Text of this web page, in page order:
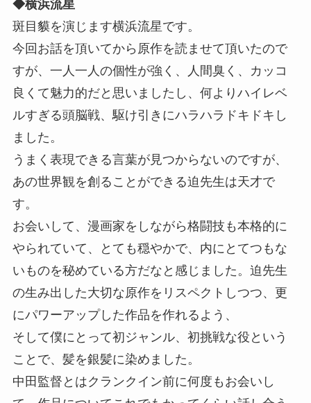
◆横浜流星
斑目貘を演じます横浜流星です。
今回お話を頂いてから原作を読ませて頂いたので
すが、一人一人の個性が強く、人間臭く、カッコ
良くて魅力的だと思いましたし、何よりハイレベ
ルすぎる頭脳戦、駆け引きにハラハラドキドキし
ました。
うまく表現できる言葉が見つからないのですが、
あの世界観を創ることができる迫先生は天才で
す。
お会いして、漫画家をしながら格闘技も本格的に
やられていて、とても穏やかで、内にとてつもな
いものを秘めている方だなと感じました。迫先生
の生み出した大切な原作をリスペクトしつつ、更
にパワーアップした作品を作れるよう、
そして僕にとって初ジャンル、初挑戦な役という
ことで、髪を銀髪に染めました。
中田監督とはクランクイン前に何度もお会いし